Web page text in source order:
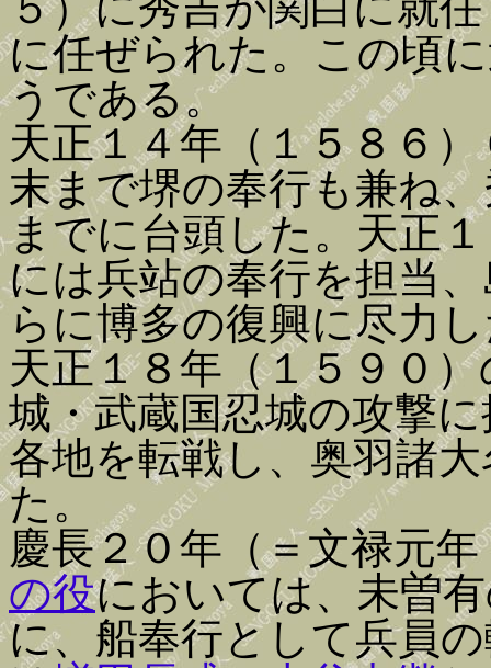
に任ぜられた。この頃
うである。
天正１４年（１５８６
末まで堺の奉行も兼ね
までに台頭した。天正
には兵站の奉行を担当
らに博多の復興に尽力
天正１８年（１５９０）
城・武蔵国忍城の攻撃
各地を転戦し、奥羽諸
た。
慶長２０年（＝文禄元
の役においては、未曽
に、船奉行として兵員